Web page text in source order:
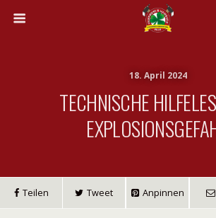
18. April 2024
TECHNISCHE
Teilen Tweet Anpinnen